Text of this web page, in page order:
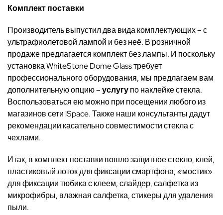
Комплект поставки
Производитель выпустил два вида комплектующих – с
ультрафиолетовой лампой и без неё. В розничной
продаже предлагается комплект без лампы. И поскольку
установкаWhiteStone Dome Glassтребует
профессионального оборудования, мы предлагаем вам
дополнительную опцию –услугупо наклейке стекла.
Воспользоваться ею можно при посещении любого из
магазинов сетиiSpace. Также наши консультанты дадут
рекомендации касательно совместимости стекла с
чехлами.
Итак, в комплект поставки вошло защитное стекло, клей,
пластиковый лоток для фиксации смартфона, «мостик»
для фиксации тюбика с клеем, слайдер, салфетка из
микрофибры, влажная салфетка, стикеры для удаления
пыли.